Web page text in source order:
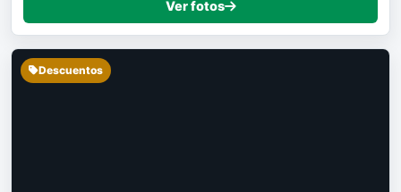
Descuentos